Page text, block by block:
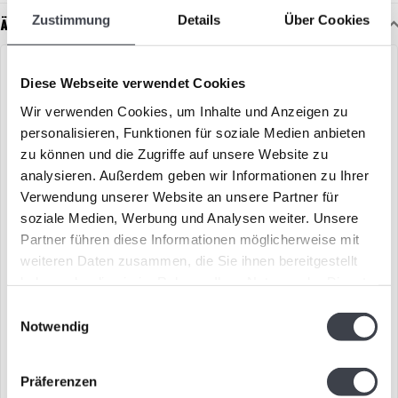
Zustimmung Details Über Cookies
Diese Webseite verwendet Cookies
Wir verwenden Cookies, um Inhalte und Anzeigen zu
personalisieren, Funktionen für soziale Medien anbieten
zu können und die Zugriffe auf unsere Website zu
analysieren. Außerdem geben wir Informationen zu Ihrer
Verwendung unserer Website an unsere Partner für
soziale Medien, Werbung und Analysen weiter. Unsere
Partner führen diese Informationen möglicherweise mit
weiteren Daten zusammen, die Sie ihnen bereitgestellt
Notwendig
Präferenzen
Ähnliche Artikel
Kosta Boda „Happy Dip
Red”, limitiert
Fröhliches und farbenfrohes
Red”, entworfen vo..
€149,00
Kjell Engman, Kosta Boda:
„Dame im gestreiften
Badeanzug”
Eine spielerische und
kraftvolle Glasskulptuur von
Kjell Engman: Die „Dame im ..